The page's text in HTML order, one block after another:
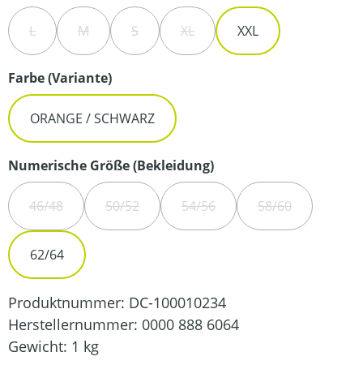
L(DIESE OPTION IST ZURZEIT NICHT VERFÜGBAR.)
M(DIESE OPTION IST ZURZEIT NICHT VERFÜGBAR.)
S(DIESE OPTION IST ZURZEIT NICHT
XL(DIESE OPTION IST ZURZEIT
XXL
Farbe (Variante)auswählen
ORANGE / SCHWARZ
Numerische Größe (Bekleidung)auswählen
46/48(DIESE OPTION IST ZURZEIT NICHT VERFÜGBAR.)
50/52(DIESE OPTION IST ZURZEIT NICHT
54/56(DIESE OPTION IST ZURZEIT
58/60(DIESE OPTION
62/64
Produktnummer: DC-100010234
Herstellernummer: 0000 888 6064
Gewicht: 1 kg